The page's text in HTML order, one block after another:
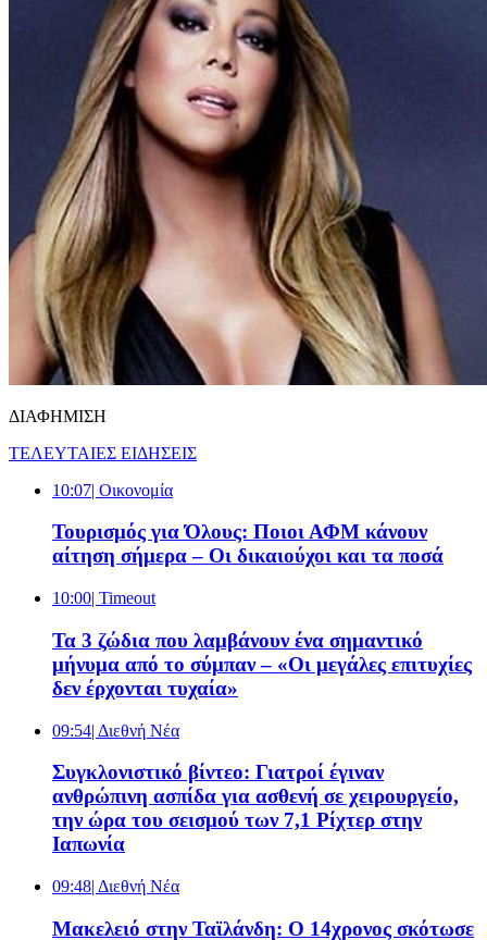
ΔΙΑΦΗΜΙΣΗ
ΤΕΛΕΥΤΑΙΕΣ ΕΙΔΗΣΕΙΣ
10:07| Oικονομία
Τουρισμός για Όλους: Ποιοι ΑΦΜ κάνουν
αίτηση σήμερα – Οι δικαιούχοι και τα ποσά
10:00| Timeout
Τα 3 ζώδια που λαμβάνουν ένα σημαντικό
μήνυμα από το σύμπαν – «Οι μεγάλες επιτυχίες
δεν έρχονται τυχαία»
09:54| Διεθνή Νέα
Συγκλονιστικό βίντεο: Γιατροί έγιναν
ανθρώπινη ασπίδα για ασθενή σε χειρουργείο,
την ώρα του σεισμού των 7,1 Ρίχτερ στην
Ιαπωνία
09:48| Διεθνή Νέα
Μακελειό στην Ταϊλάνδη: Ο 14χρονος σκότωσε